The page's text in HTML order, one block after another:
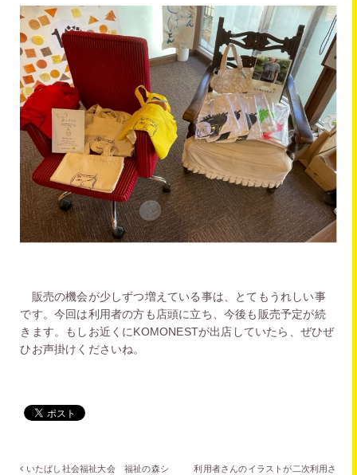
販売の機会が少しずつ増えている事は、とてもうれしい事
です。今回は利用者の方も店頭に立ち、今後も販売予定が続
きます。もしお近くにKOMONESTが出店していたら、ぜひぜ
ひお声掛けくださいね。
いたばし社会福祉大会 福祉の森シ 利用者さんのイラストが二次利用さ